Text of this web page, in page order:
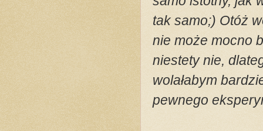
tak samo;) Otóż
nie może mocno
niestety nie,
wolałabym
pewnego